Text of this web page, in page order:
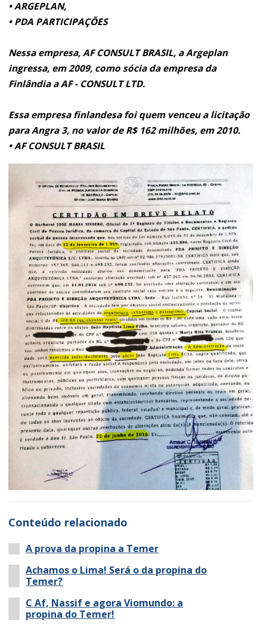
• ARGEPLAN,
• PDA PARTICIPAÇÕES
Nessa empresa, AF CONSULT BRASIL, a Argeplan
ingressa, em 2009, como sócia da empresa da
Finlândia a AF - CONSULT LTD.
Essa empresa finlandesa foi quem venceu a licitação
para Angra 3, no valor de R$ 162 milhões, em 2010.
• AF CONSULT BRASIL
Conteúdo relacionado
A prova da propina a Temer
Achamos o Lima! Será o da propina do
Temer?
C Af, Nassif e agora Viomundo: a
propina do Temer!